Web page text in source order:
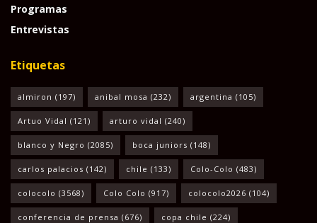
Programas
Entrevistas
Etiquetas
almiron (197) anibal mosa (232) argentina (105)
Artuo Vidal (121) arturo vidal (240)
blanco y Negro (2085) boca juniors (148)
carlos palacios (142) chile (133) Colo-Colo (483)
colocolo (3568) Colo Colo (917) colocolo2026 (104)
conferencia de prensa (676) copa chile (224)